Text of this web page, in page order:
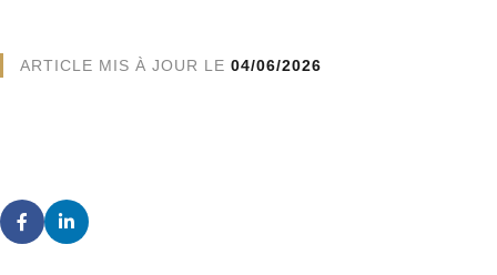
ARTICLE MIS À JOUR LE 04/06/2026